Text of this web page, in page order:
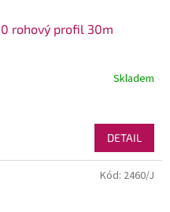
rohový profil 30m
Skladem
DETAIL
Kód: 2460/J